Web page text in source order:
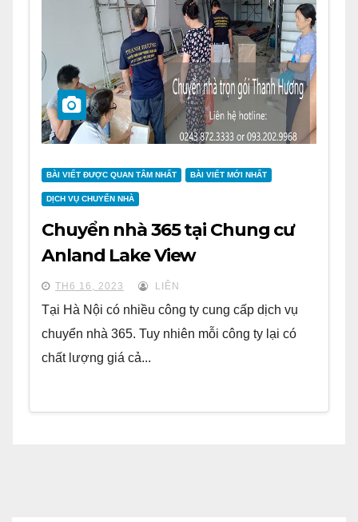
BÀI VIẾT ĐƯỢC QUAN TÂM NHẤT BÀI VIẾT MỚI NHẤT
DỊCH VỤ CHUYỂN NHÀ
Chuyển nhà 365 tại Chung cư
Anland Lake View
TH6 16, 2023 LIÊN
Tại Hà Nội có nhiều công ty cung cấp dịch vụ
chuyển nhà 365. Tuy nhiên mỗi công ty lại có
chất lượng giá cả...